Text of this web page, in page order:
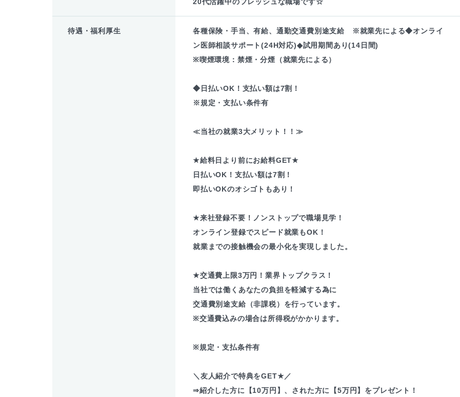
待遇・福利厚生
各種保険・手当、有給、通勤交通費別途支給 ※就業先による◆オンライ
ン医師相談サポート(24H対応)◆試用期間あり(14日間)
※喫煙環境：禁煙・分煙（就業先による）
◆日払いOK！支払い額は7割！
※規定・支払い条件有
≪当社の就業3大メリット！！≫
★給料日より前にお給料GET★
日払いOK！支払い額は7割！
即払いOKのオシゴトもあり！
★来社登録不要！ノンストップで職場見学！
オンライン登録でスピード就業もOK！
就業までの接触機会の最小化を実現しました。
★交通費上限3万円！業界トップクラス！
当社では働くあなたの負担を軽減する為に
交通費別途支給（非課税）を行っています。
※交通費込みの場合は所得税がかかります。
※規定・支払条件有
＼友人紹介で特典をGET★／
⇒紹介した方に【10万円】、された方に【5万円】をプレゼント！